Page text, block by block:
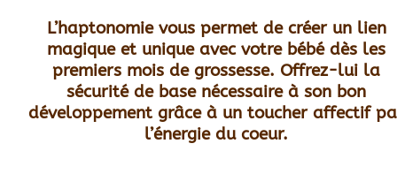
L’haptonomie vous permet de créer un lien
magique et unique avec votre bébé dès les
premiers mois de grossesse. Offrez-lui la
sécurité de base nécessaire à son bon
développement grâce à un toucher affectif
l’énergie du coeur.